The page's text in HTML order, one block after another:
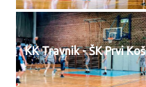
KK Travnik - ŠK Prvi Koš